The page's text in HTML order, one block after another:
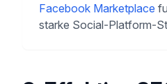
Facebook Marketplace
starke Social-Platform-